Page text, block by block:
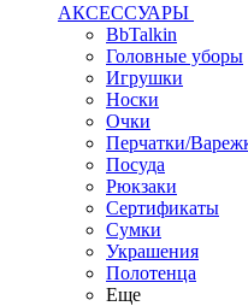
АКСЕССУАРЫ
BbTalkin
Головные уборы
Игрушки
Носки
Очки
Перчатки/
Посуда
Рюкзаки
Сертификаты
Сумки
Украшения
Полотенца
Еще